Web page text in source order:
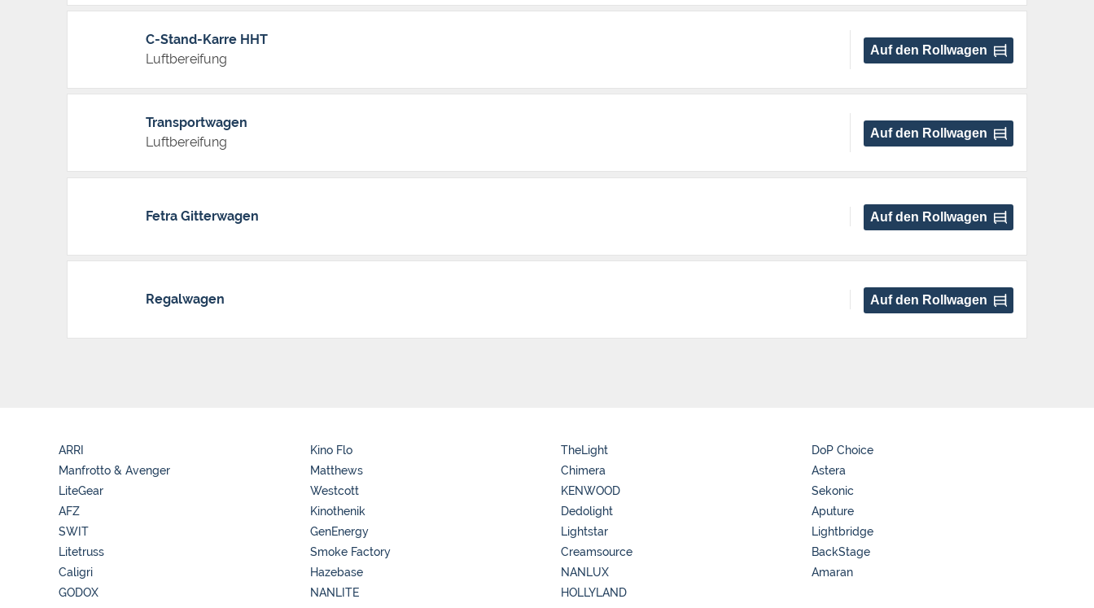
C-Stand-Karre HHT
Luftbereifung
Auf den Rollwagen
Transportwagen
Luftbereifung
Auf den Rollwagen
Fetra Gitterwagen Auf den Rollwagen
Regalwagen Auf den Rollwagen
ARRI
Manfrotto & Avenger
LiteGear
AFZ
SWIT
Litetruss
Caligri
GODOX
Kino Flo
Matthews
Westcott
Kinothenik
GenEnergy
Smoke Factory
Hazebase
NANLITE
TheLight
Chimera
KENWOOD
Dedolight
Lightstar
Creamsource
NANLUX
HOLLYLAND
DoP Choice
Astera
Sekonic
Aputure
Lightbridge
BackStage
Amaran